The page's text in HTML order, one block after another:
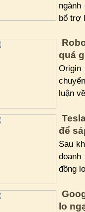
bổ trợ
quá
luận
để
Sau
doanh
đồng
lo